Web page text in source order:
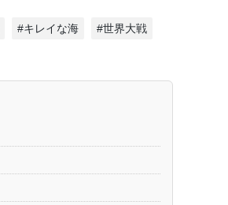
#キレイな海 #世界大戦